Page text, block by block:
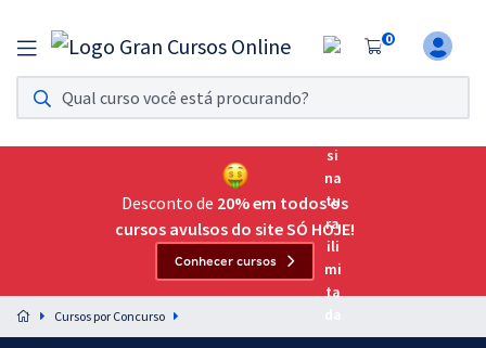
0
Assinatura Ilimitada 11
Acesso a todos os cursos. Teste grátis por 7 dias!
Assinatura OAB Até Passar
Acesso ilimitado a toda preparação para o Exame da
Preparação completa e intensiva para as principais
residências em saúde do Brasil
Desconto de 20% em todos os
cursos avulsos do site SÓ HOJE!
Conhecer cursos
Cursos por Concurso